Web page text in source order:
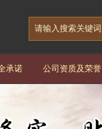
承诺 公司资质及荣誉